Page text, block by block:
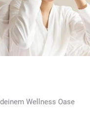
Wellness Oase